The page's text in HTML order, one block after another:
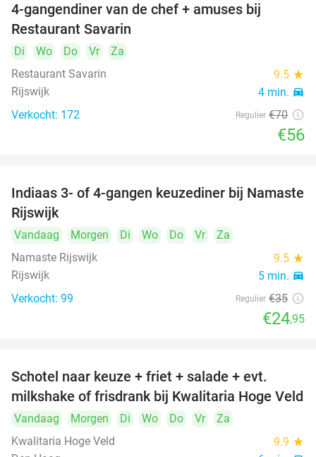
4-gangendiner van de chef + amuses bij
Restaurant Savarin
Di Wo Do Vr
Za
Restaurant Savarin
9.5 star
Rijswijk 4 min. directions_car
Verkocht: 172 Regulier €70
€56
29%
Indiaas 3- of 4-gangen keuzediner bij Namaste
Rijswijk
Vandaag Morgen Di Wo Do Vr
Za
Namaste Rijswijk
9.5 star
Rijswijk 5 min. directions_car
Verkocht: 99 Regulier €35
€24,95
Schotel naar keuze + friet + salade + evt.
milkshake of frisdrank bij Kwalitaria Hoge Veld
Vandaag Morgen Di Wo Do Vr
Za
Kwalitaria Hoge Veld
9.9 star